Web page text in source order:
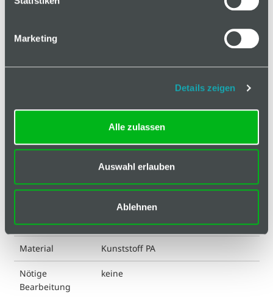
Marketing
Details zeigen
Alle zulassen
Auswahl erlauben
Ablehnen
Klassifizierungen
nein
Farbe schwarz
5
Liefereinheit 1
Material Kunststoff PA
Nötige
Bearbeitung
keine